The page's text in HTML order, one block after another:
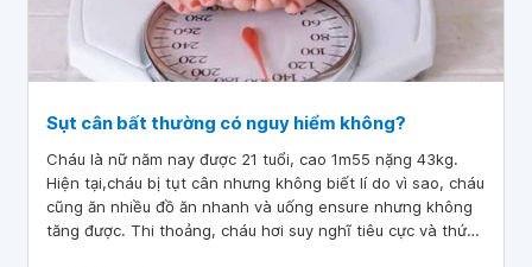
Sụt cân bất thường có nguy hiểm không?
Cháu là nữ năm nay được 21 tuổi, cao 1m55 nặng 43kg.
Hiện tại,cháu bị tụt cân nhưng không biết lí do vì sao, cháu
cũng ăn nhiều đồ ăn nhanh và uống ensure nhưng không
tăng được. Thi thoảng, cháu hơi suy nghĩ tiêu cực và thức